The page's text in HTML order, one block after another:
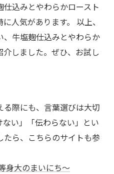
込みとやわらかロースト
人気があります。 以上、
牛塩麹仕込みとやわらか
しました。ぜひ、お試し
際にも、言葉選びは大切
い」「伝わらない」とい
たら、こちらのサイトも参
身大のまいにち〜